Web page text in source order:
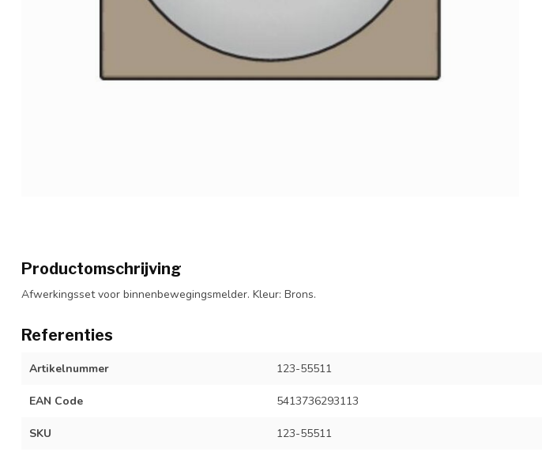
Productomschrijving
Afwerkingsset voor binnenbewegingsmelder. Kleur: Brons.
Referenties
Artikelnummer 123-55511
EAN Code 5413736293113
SKU 123-55511